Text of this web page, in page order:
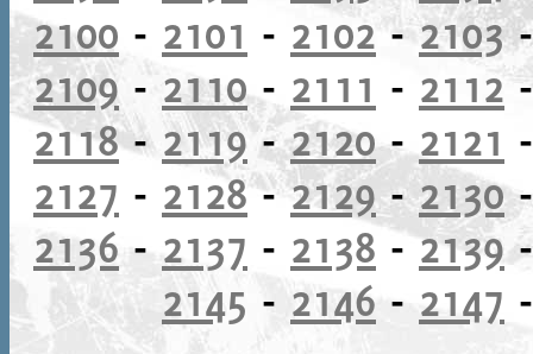
2100 - 2101 - 2102-2103
2109 - 2110- 2111 - 2112
2118- 2119-2120- 2121
2127 - 2128-2129-2130
2136 - 2137 - 2138 -2139
2145 - 2146 - 2147